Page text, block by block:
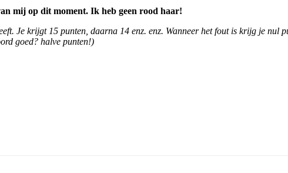
mij op dit moment. Ik heb geen rood haar!
Je krijgt 15 punten, daarna 14 enz. enz. Wanneer het fout is krijg je nul
goed? halve punten!)